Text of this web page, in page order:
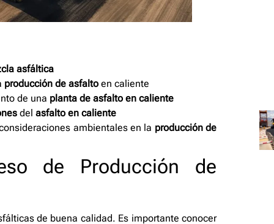
asfáltica
producción de asfalto en caliente
de una planta de asfalto en caliente
del asfalto en caliente
ambientales en la producción de
de Producción de
de buena calidad. Es importante conocer